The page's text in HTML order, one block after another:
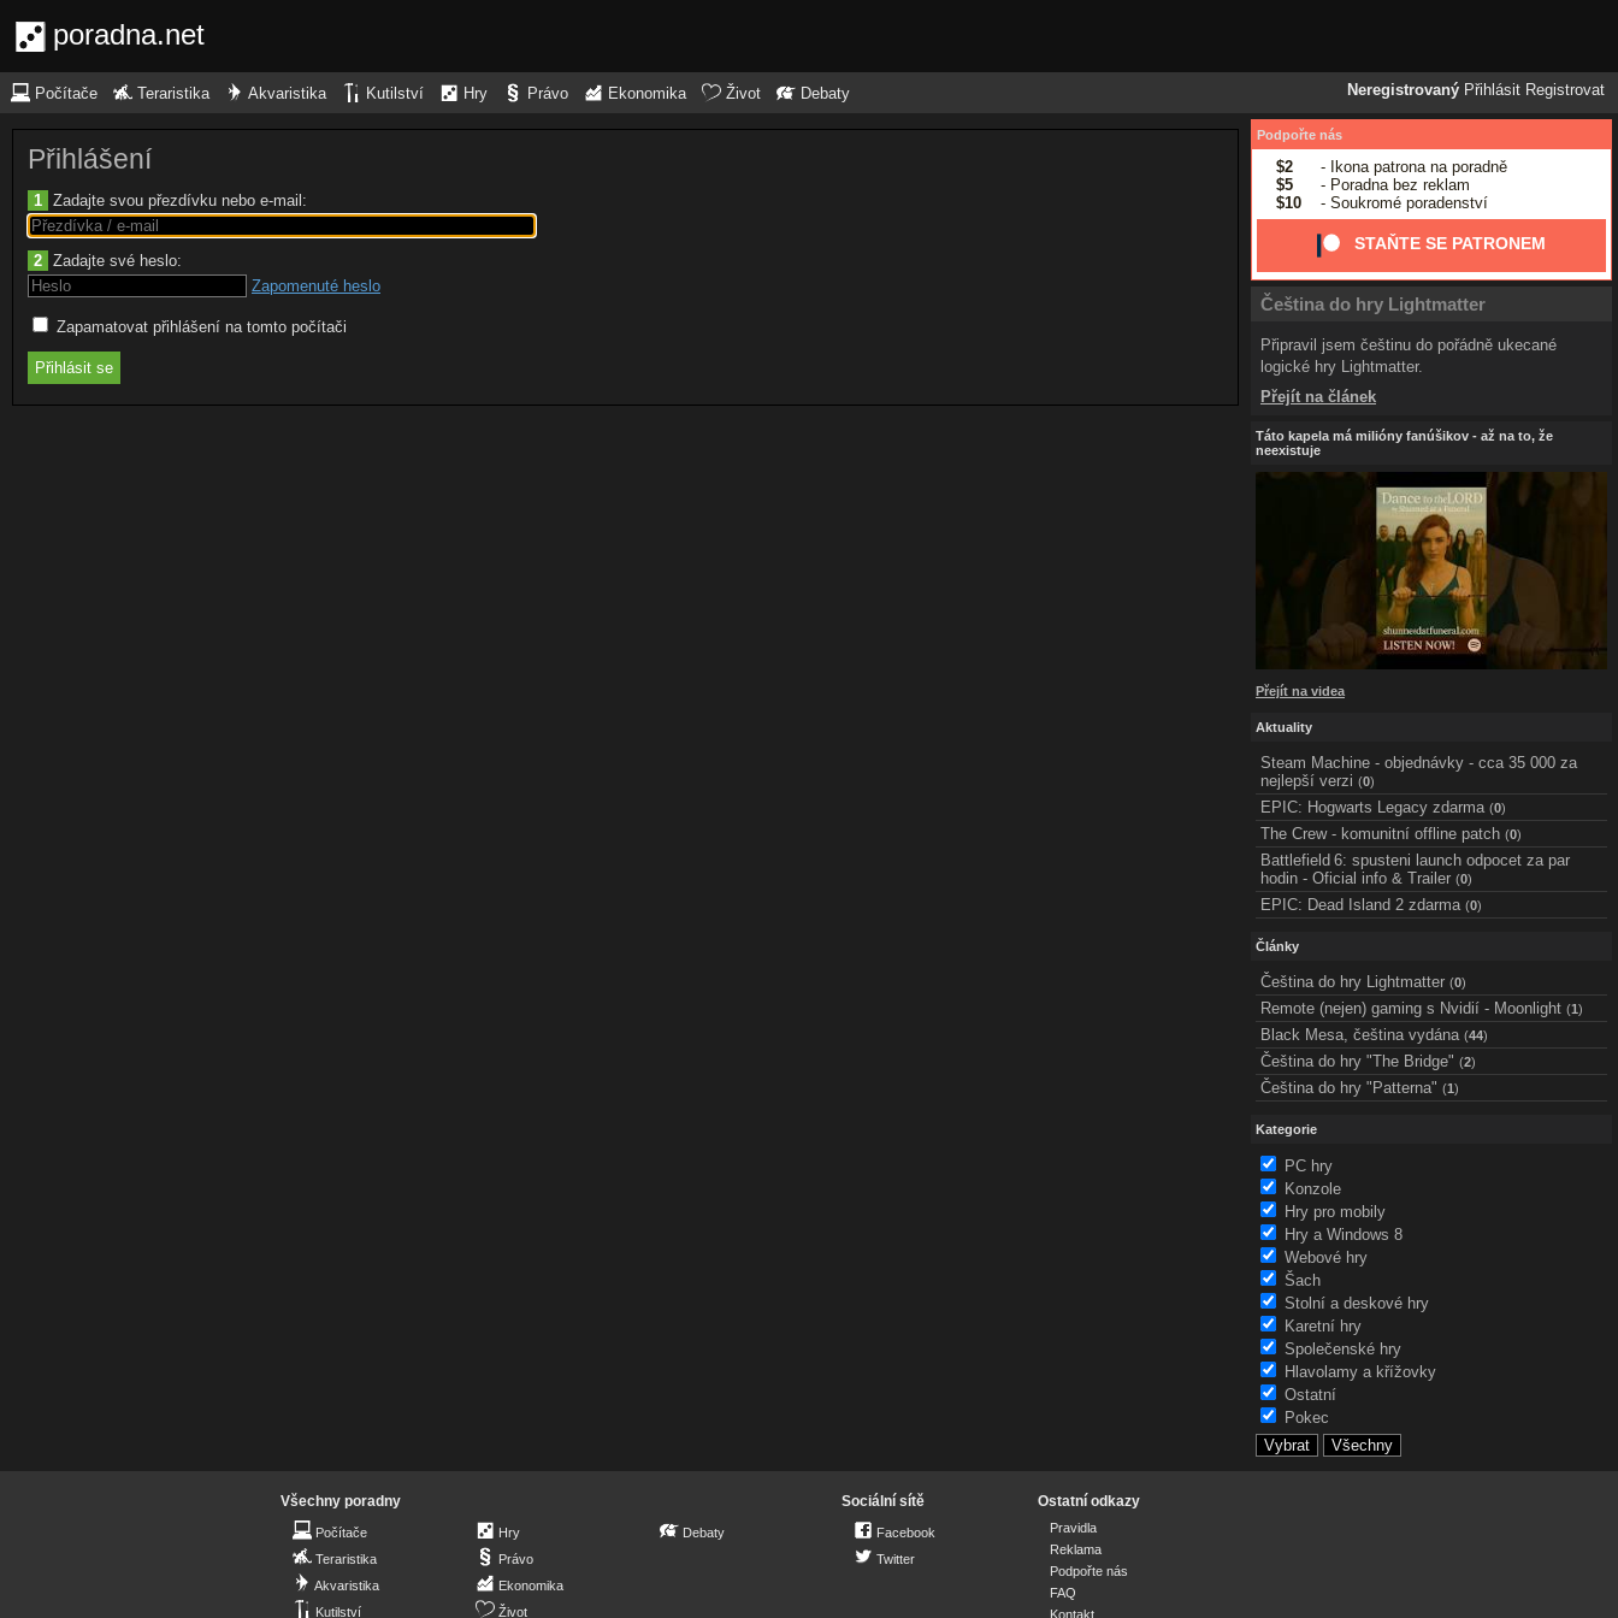
poradna.net
Neregistrovaný Přihlásit Registrovat
Počítače Teraristika Akvaristika Kutilství Hry Právo Ekonomika Život Debaty
Přihlášení
1 Zadajte svou přezdívku nebo e-mail:
2 Zadajte své heslo:
Zapomenuté heslo
Zapamatovat přihlášení na tomto počítači
Podpořte nás
$2
- Ikona patrona na poradně
$5
- Poradna bez reklam
$10
- Soukromé poradenství
STAŇTE SE PATRONEM
Čeština do hry Lightmatter
Připravil jsem češtinu do pořádně ukecané
logické hry Lightmatter.
Přejít na článek
Táto kapela má milióny fanúšikov - až na to, že
neexistuje
Přejít na videa
Aktuality
Steam Machine - objednávky - cca 35 000 za
nejlepší verzi (0)
EPIC: Hogwarts Legacy zdarma (0)
The Crew - komunitní offline patch (0)
Battlefield 6: spusteni launch odpocet za par
hodin - Oficial info & Trailer (0)
EPIC: Dead Island 2 zdarma (0)
Články
Čeština do hry Lightmatter (0)
Remote (nejen) gaming s Nvidií - Moonlight (1)
Black Mesa, čeština vydána (44)
Čeština do hry "The Bridge" (2)
Čeština do hry "Patterna" (1)
Kategorie
PC hry
Konzole
Hry pro mobily
Hry a Windows 8
Webové hry
Šach
Stolní a deskové hry
Karetní hry
Společenské hry
Hlavolamy a křížovky
Ostatní
Pokec
Všechny poradny
Počítače
Teraristika
Akvaristika
Kutilství
Hry
Právo
Ekonomika
Život
Debaty
Sociální sítě
Facebook
Twitter
Ostatní odkazy
Pravidla
Reklama
Podpořte nás
FAQ
Kontakt